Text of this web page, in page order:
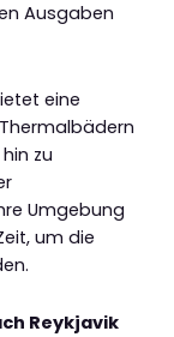
Ausgaben
eine
zu
Umgebung
um die
Reykjavik